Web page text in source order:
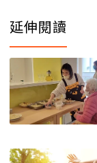
延伸閱讀